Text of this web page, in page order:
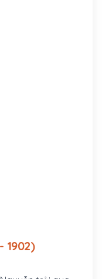
(1834 - 1902)